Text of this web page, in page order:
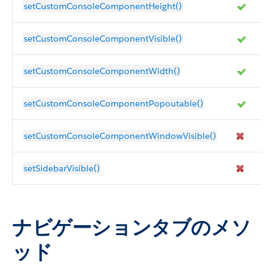
setCustomConsoleComponentHeight()
setCustomConsoleComponentVisible()
setCustomConsoleComponentWidth()
setCustomConsoleComponentPopoutable()
setCustomConsoleComponentWindowVisible()
setSidebarVisible()
ナビゲーションタブのメソ
ッド